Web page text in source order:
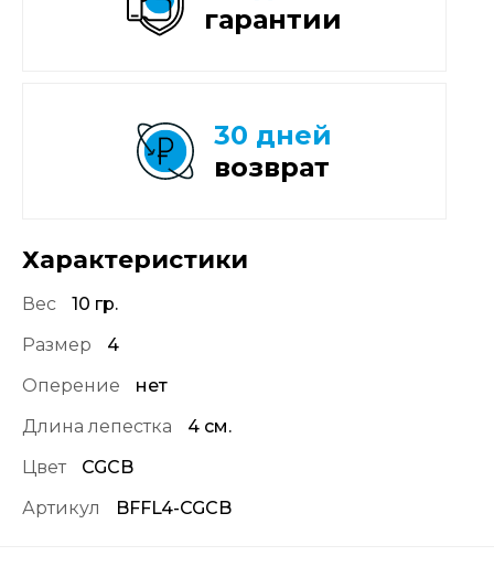
Характеристики
Вес
10 гр.
Размер
4
Оперение
нет
Длина лепестка
4 см.
Цвет
CGCB
Артикул
BFFL4-CGCB
гарантии
30 дней
возврат